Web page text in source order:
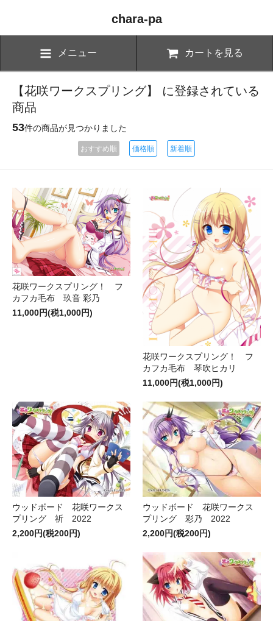
chara-pa
メニュー カートを見る
【花咲ワークスプリング】 に登録されている
商品
53件の商品が見つかりました
おすすめ順 価格順 新着順
花咲ワークスプリング！ フ
カフカ毛布 玖音 彩乃
11,000円(税1,000円)
花咲ワークスプリング！ フ
カフカ毛布 琴吹ヒカリ
11,000円(税1,000円)
ウッドボード 花咲ワークス
プリング 祈 2022
2,200円(税200円)
ウッドボード 花咲ワークス
プリング 彩乃 2022
2,200円(税200円)